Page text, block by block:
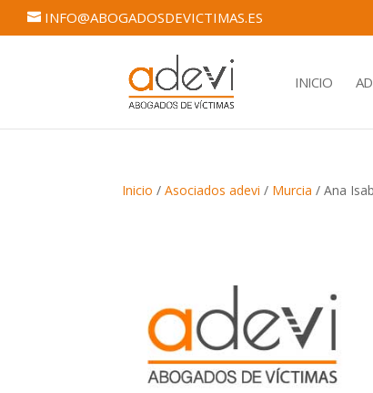
INFO@ABOGADOSDEVICTIMAS.ES
INICIO
Inicio /Asociados adevi / Murcia / Ana